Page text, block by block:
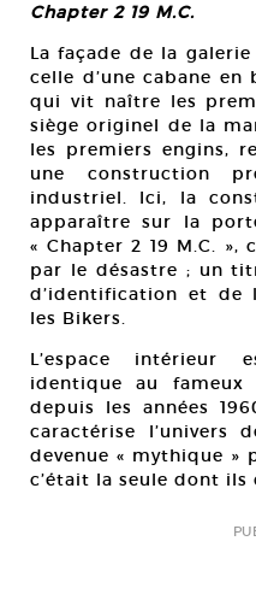
Chapter 2 19 M.C.
La façade de la
celle d’une cabane en
qui vit naître les
siège originel de la
les premiers engins,
une construction
industriel. Ici, la
apparaître sur la
« Chapter 2 19 M.C. »,
par le désastre ; un
d’identification et de
les Bikers.
L’espace intérieur
identique au fameux
depuis les années
caractérise l’univers
devenue « mythique »
c’était la seule dont ils